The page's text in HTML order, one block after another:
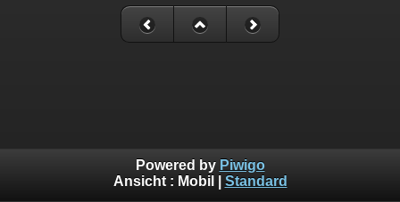
Powered by Piwigo
Ansicht : Mobil Standard